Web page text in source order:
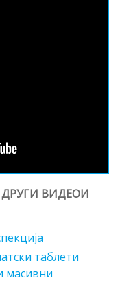
ВИДЕОИ
таблети
масивни